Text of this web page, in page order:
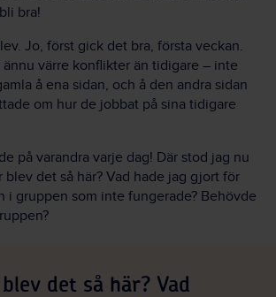
bra!
Jo, först gick det bra, första veckan.
värre konflikter än tidigare – inte
å ena sidan, och å den andra sidan
om hur de jobbat på sina tidigare
på varandra varje dag! Där stod jag nu
blev det så här? Vad hade jag gjort för
i gruppen som inte fungerade? Behövde
det så här? Vad